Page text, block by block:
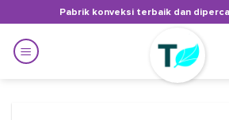
to
content
Pabrik konveksi terbaik dan